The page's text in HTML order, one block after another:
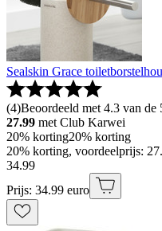
Sealskin Grace
(4)Beoordeeld met 4.3 van de
27.99 met Club Karwei
20% korting20% korting
20% korting, voordeelprijs:
34.99
Prijs: 34.99 euro